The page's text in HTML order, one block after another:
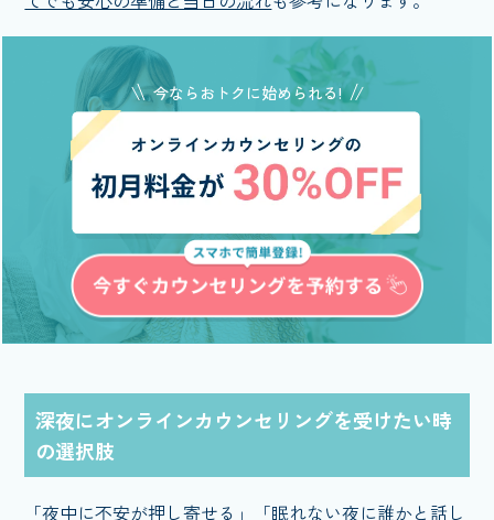
今ならおトクに始められる!
深夜にオンラインカウンセリングを受けたい時
の選択肢
「夜中に不安が押し寄せる」「眠れない夜に誰かと話し